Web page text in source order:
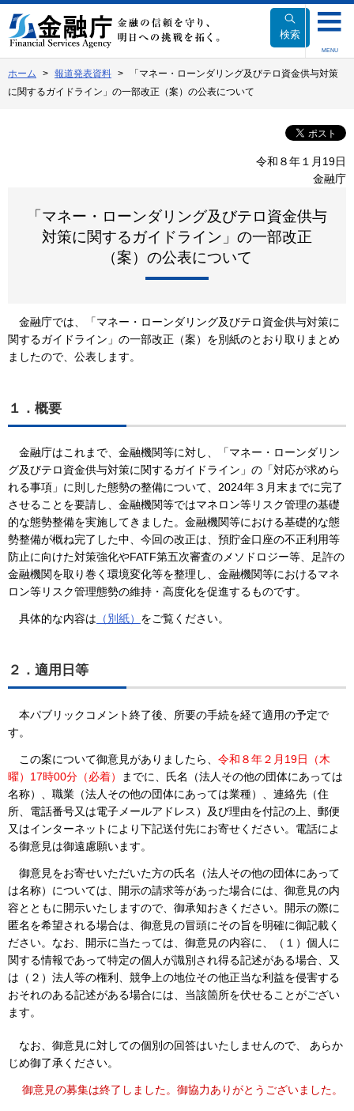
文
へ
動
検索
MENU
ホーム 報道発表資料
「マネー・ローンダリング及びテロ資金供与対策
に関するガイドライン」の一部改正（案）の公表について
令和８年１月19日
金融庁
「マネー・ローンダリング及びテロ資金供与
対策に関するガイドライン」の一部改正
（案）の公表について
金融庁では、「マネー・ローンダリング及びテロ資金供与対策に
関するガイドライン」の一部改正（案）を別紙のとおり取りまとめ
ましたので、公表します。
１．概要
金融庁はこれまで、金融機関等に対し、「マネー・ローンダリン
グ及びテロ資金供与対策に関するガイドライン」の「対応が求めら
れる事項」に則した態勢の整備について、2024年３月末までに完了
させることを要請し、金融機関等ではマネロン等リスク管理の基礎
的な態勢整備を実施してきました。金融機関等における基礎的な態
勢整備が概ね完了した中、今回の改正は、預貯金口座の不正利用等
防止に向けた対策強化やFATF第五次審査のメソドロジー等、足許の
金融機関を取り巻く環境変化等を整理し、金融機関等におけるマネ
ロン等リスク管理態勢の維持・高度化を促進するものです。
具体的な内容は （別紙） をご覧ください。
２．適用日等
本パブリックコメント終了後、所要の手続を経て適用の予定で
す。
この案について御意見がありましたら、 令和８年２月19日（木
曜）17時00分（必着）
までに、氏名（法人その他の団体にあっては
名称）、職業（法人その他の団体にあっては業種）、連絡先（住
所、電話番号又は電子メールアドレス）及び理由を付記の上、郵便
又はインターネットにより下記送付先にお寄せください。電話によ
る御意見は御遠慮願います。
御意見をお寄せいただいた方の氏名（法人その他の団体にあって
は名称）については、開示の請求等があった場合には、御意見の内
容とともに開示いたしますので、御承知おきください。開示の際に
匿名を希望される場合は、御意見の冒頭にその旨を明確に御記載く
ださい。なお、開示に当たっては、御意見の内容に、（１）個人に
関する情報であって特定の個人が識別され得る記述がある場合、又
は（２）法人等の権利、競争上の地位その他正当な利益を侵害する
おそれのある記述がある場合には、当該箇所を伏せることがござい
ます。
なお、御意見に対しての個別の回答はいたしませんので、 あらか
じめ御了承ください。
御意見の募集は終了しました。御協力ありがとうございました。